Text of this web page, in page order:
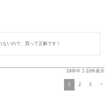
いので、買って正解です！
24件中 1-10件表示
1 2 3